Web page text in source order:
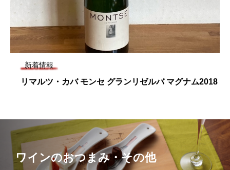
新着情報
リマルツ・カバ モンセ グランリゼルバ マグナム2018
ワインのおつまみ・その他